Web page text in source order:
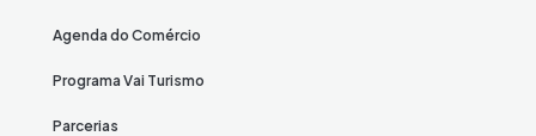
Agenda do Comércio
Programa Vai Turismo
Parcerias